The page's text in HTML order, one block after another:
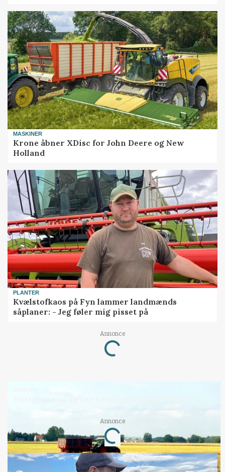
MASKINER
Krone åbner XDisc for John Deere og New
Holland
PLANTER
Kvælstofkaos på Fyn lammer landmænds
såplaner: - Jeg føler mig pisset på
Annonce
Loading...
Annonce
Loading...